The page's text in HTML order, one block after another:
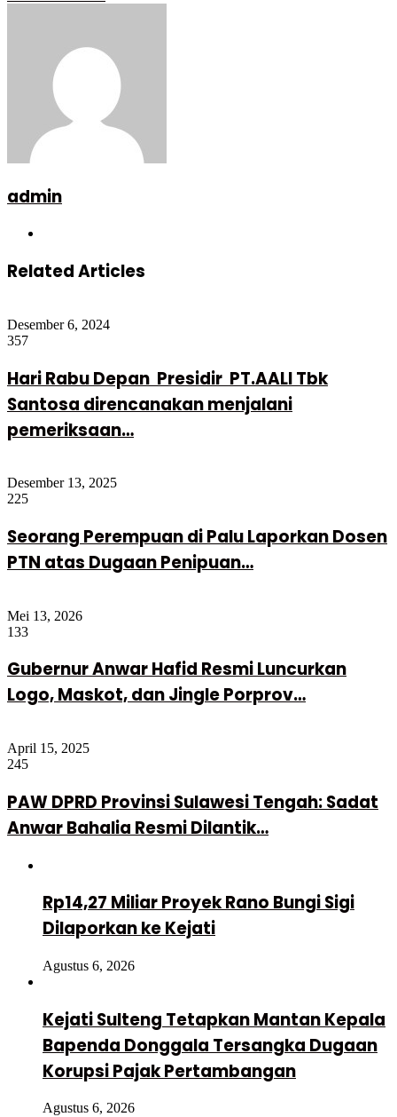
admin
Related Articles
Desember 6, 2024
357
Hari Rabu Depan Presidir PT.AALI Tbk
Santosa direncanakan menjalani
pemeriksaan…
Desember 13, 2025
225
Seorang Perempuan di Palu Laporkan Dosen
PTN atas Dugaan Penipuan…
Mei 13, 2026
133
Gubernur Anwar Hafid Resmi Luncurkan
Logo, Maskot, dan Jingle Porprov…
April 15, 2025
245
PAW DPRD Provinsi Sulawesi Tengah: Sadat
Anwar Bahalia Resmi Dilantik…
Rp14,27 Miliar Proyek Rano Bungi Sigi
Dilaporkan ke Kejati
Agustus 6, 2026
Kejati Sulteng Tetapkan Mantan Kepala
Bapenda Donggala Tersangka Dugaan
Korupsi Pajak Pertambangan
Agustus 6, 2026